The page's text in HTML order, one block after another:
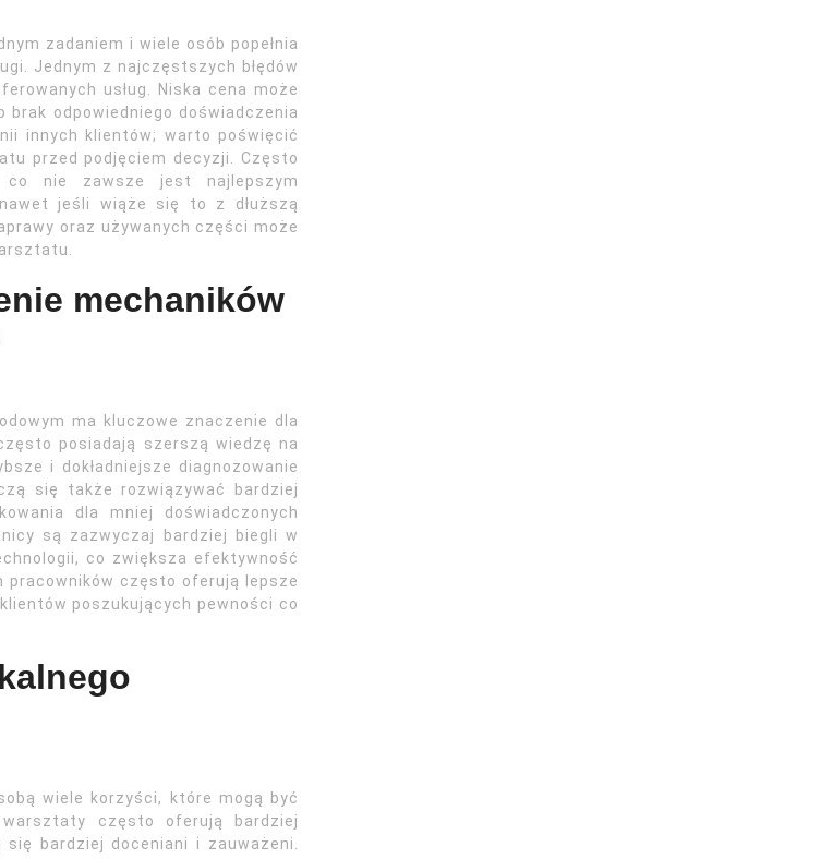
zadaniem i wiele osób popełnia
Jednym z najczęstszych błędów
usług. Niska cena może
odpowiedniego doświadczenia
innych klientów; warto poświęcić
przed podjęciem decyzji. Często
co nie zawsze jest najlepszym
jeśli wiąże się to z dłuższą
oraz używanych części może
mechaników
ma kluczowe znaczenie dla
posiadają szerszą wiedzę na
i dokładniejsze diagnozowanie
się także rozwiązywać bardziej
dla mniej doświadczonych
są zazwyczaj bardziej biegli w
co zwiększa efektywność
pracowników często oferują lepsze
poszukujących pewności co
wiele korzyści, które mogą być
warsztaty często oferują bardziej
bardziej doceniani i zauważeni.